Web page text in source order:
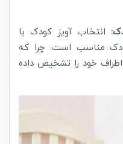
انتخاب آویز کودک با
مناسب است. چرا که
رنگ‌های اطراف خود را تشخیص داده